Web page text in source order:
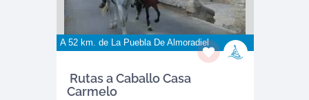
A 52 km. de La Puebla De Almoradiel
Rutas a Caballo Casa
Carmelo